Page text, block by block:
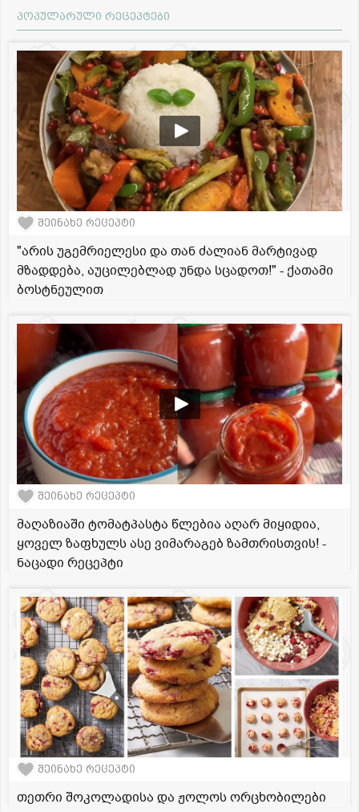
პოპულარული რეცეპტები
შეინახე რეცეპტი
"არის უგემრიელესი და თან ძალიან მარტივად
მზადდება, აუცილებლად უნდა სცადოთ!" - ქათამი
ბოსტნეულით
შეინახე რეცეპტი
მაღაზიაში ტომატპასტა წლებია აღარ მიყიდია,
ყოველ ზაფხულს ასე ვიმარაგებ ზამთრისთვის! -
ნაცადი რეცეპტი
შეინახე რეცეპტი
თეთრი შოკოლადისა და ჟოლოს ორცხობილები